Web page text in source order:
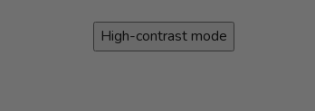
High-contrast mode